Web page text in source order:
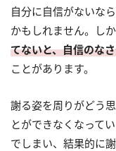
自分に自信がないな
かもしれません。しか
てないと、自信のな
ことがあります。
謝る姿を周りがどう
とができなくなって
でしまい、結果的に